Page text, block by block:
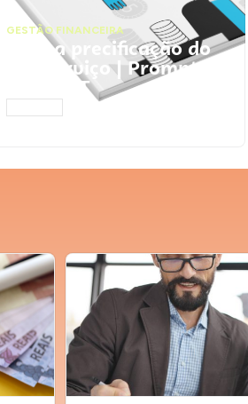
GESTÃO FINANCEIRA
Faça a precificação do
seu serviço | Prompts
ChatGPT